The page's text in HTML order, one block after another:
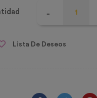
Lista De Deseos